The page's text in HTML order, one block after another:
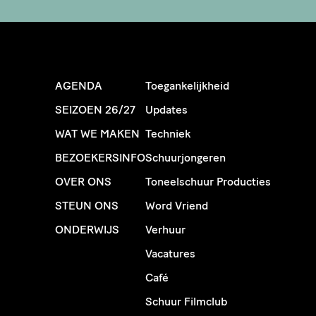
AGENDA
SEIZOEN 26/27
WAT WE MAKEN
BEZOEKERSINFO
OVER ONS
STEUN ONS
ONDERWIJS
Toegankelijkheid
Updates
Techniek
Schuurjongeren
Toneelschuur Producties
Word Vriend
Verhuur
Vacatures
Café
Schuur Filmclub